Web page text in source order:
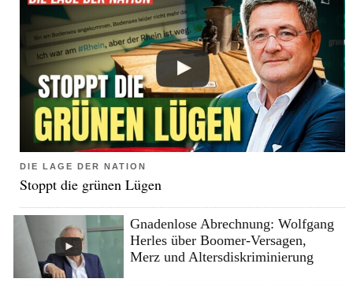
DIE LAGE DER NATION
Stoppt die grünen Lügen
Gnadenlose Abrechnung: Wolfgang
Herles über Boomer-Versagen,
Merz und Altersdiskriminierung